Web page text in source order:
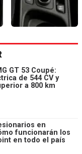
GT 53 Coupé:
de 544 CV y
a 800 km
en
funcionarán los
en todo el país